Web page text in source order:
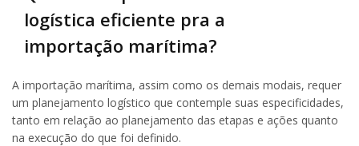
logística eficiente pra a
importação marítima?
A importação marítima, assim como os demais modais, requer
um planejamento logístico que contemple suas especificidades,
tanto em relação ao planejamento das etapas e ações quanto
na execução do que foi definido.